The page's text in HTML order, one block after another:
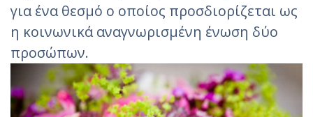
για ένα θεσμό ο οποίος προσδιορίζεται ως
η κοινωνικά αναγνωρισμένη ένωση δύο
προσώπων.